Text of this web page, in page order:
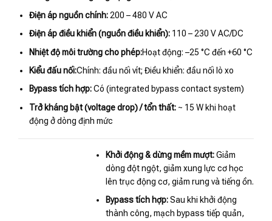
Điện áp nguồn chính: 200 – 480 V AC
Điện áp điều khiển (nguồn điều khiển): 110 – 230 V AC/DC
Nhiệt độ môi trường cho phép:Hoạt động: –25 °C đến +60 °C
Kiểu đấu nối:Chính: đầu nối vít; Điều khiển: đầu nối lò xo
Bypass tích hợp:Có (integrated bypass contact system)
Trở kháng bật (voltage drop) / tổn thất: ~ 15 W khi hoạt
động ở dòng định mức
Khởi động & dừng mềm mượt:Giảm
dòng đột ngột, giảm xung lực cơ học
lên trục động cơ, giảm rung và tiếng ồn.
Bypass tích hợp:Sau khi khởi động
thành công, mạch bypass tiếp quản,